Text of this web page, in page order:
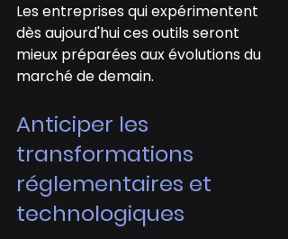
Les entreprises qui expérimentent
dès aujourd'hui ces outils seront
mieux préparées aux évolutions du
marché de demain.
Anticiper les
transformations
réglementaires et
technologiques